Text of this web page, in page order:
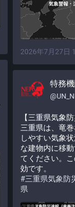
2026年7月27日
特務
@
【三重県気象
三重県は、竜
しやすい気象
な建物内に移
てください。
効です。
#三重県気象防
県